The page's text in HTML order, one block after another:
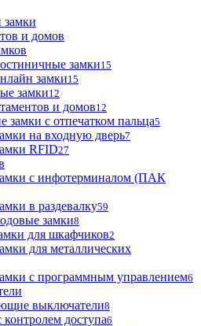
замки
и домов
замки15
замки15
замки12
и домов12
замки с отпечатком пальца5
на входную дверь7
RFID27
с инфотерминалом (ПАК
в раздевалку59
замки8
для шкафчиков2
для металлических
с программным управлением6
выключатели8
доступа6